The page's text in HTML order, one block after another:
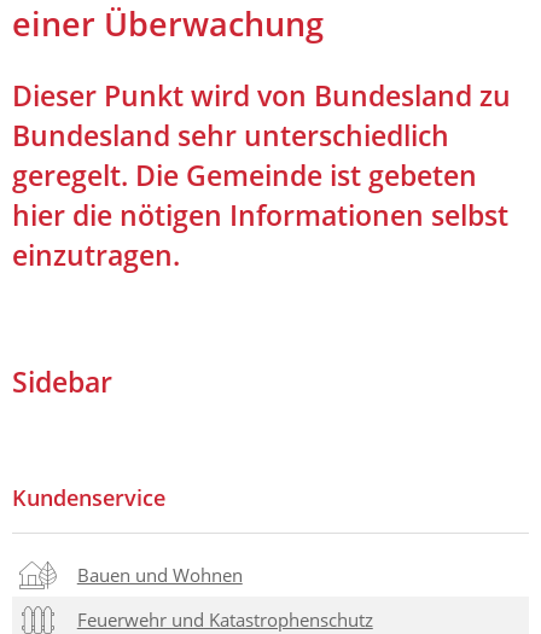
einer Überwachung
Dieser Punkt wird von Bundesland zu
Bundesland sehr unterschiedlich
geregelt. Die Gemeinde ist gebeten
hier die nötigen Informationen selbst
einzutragen.
Sidebar
Kundenservice
Bauen und Wohnen
Feuerwehr und Katastrophenschutz